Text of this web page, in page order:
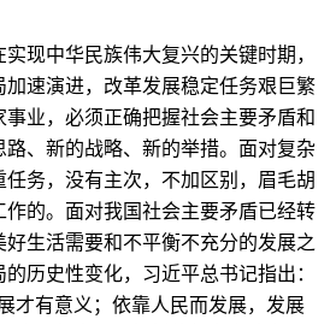
中华民族伟大复兴的关键时期，
速演进，改革发展稳定任务艰巨繁
业，必须正确把握社会主要矛盾和
路、新的战略、新的举措。面对复杂
务，没有主次，不加区别，眉毛胡
的。面对我国社会主要矛盾已经转
生活需要和不平衡不充分的发展之
历史性变化，习近平总书记指出：
才有意义；依靠人民而发展，发展